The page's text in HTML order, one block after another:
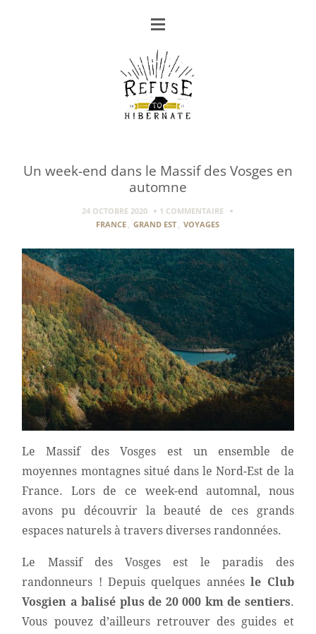
Un week-end dans le Massif des Vosges en
automne
24 OCTOBRE 2020
1 COMMENTAIRE
FRANCE
GRAND EST VOYAGES
Le Massif des Vosges est un ensemble de
moyennes montagnes situé dans le Nord-Est de la
France. Lors de ce week-end automnal, nous
avons pu découvrir la beauté de ces grands
espaces naturels à travers diverses randonnées.
Le Massif des Vosges est le paradis des
randonneurs ! Depuis quelques annéesle Club
Vosgien a balisé plus de 20 000 km de sentiers.
Vous pouvez d’ailleurs retrouver des guides et